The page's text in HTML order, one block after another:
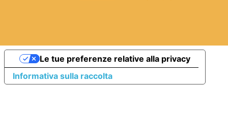
Informativa sulla raccolta
Le tue preferenze relative alla privacy